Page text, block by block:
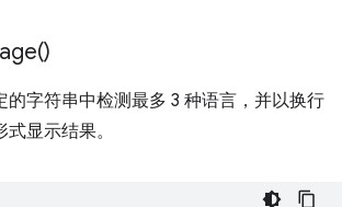
)
的字符串中检测最多 3 种语言，并以换行
显示结果。